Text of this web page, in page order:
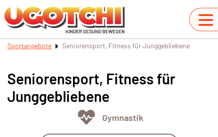
Sportangebote Seniorensport, Fitness für Junggebliebene
Seniorensport, Fitness für
Junggebliebene
Gymnastik